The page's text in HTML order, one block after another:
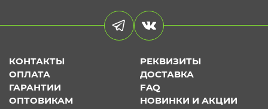
КОНТАКТЫ
РЕКВИЗИТЫ
ОПЛАТА
ДОСТАВКА
ГАРАНТИИ
FAQ
ОПТОВИКАМ
НОВИНКИ И АКЦИИ